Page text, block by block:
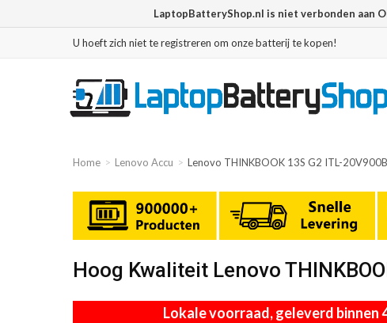
LaptopBatteryShop.nl is niet verbonden aan
U hoeft zich niet te registreren om onze batterij te kopen!
Home Lenovo Accu Lenovo THINKBOOK 13S G2 ITL-
Hoog Kwaliteit Lenovo
Lokale voorraad, geleverd binnen